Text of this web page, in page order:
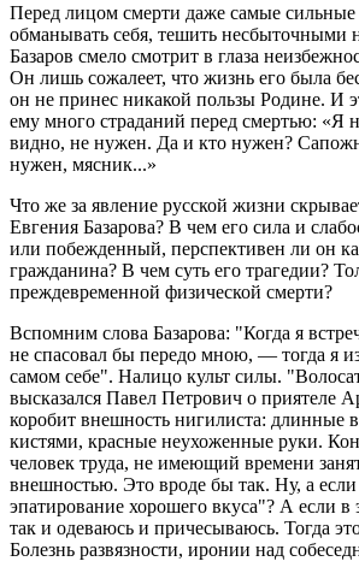
Перед лицом смерти даже самые
обманывать себя, тешить несбыточными
Базаров смело смотрит в глаза
Он лишь сожалеет, что жизнь его была
он не принес никакой пользы Родине. И
ему много страданий перед смертью: «Я
видно, не нужен. Да и кто нужен?
нужен, мясник...»
Что же за явление русской жизни
Евгения Базарова? В чем его сила и
или побежденный, перспективен ли он
гражданина? В чем суть его трагедии?
преждевременной физической смерти?
Вспомним слова Базарова: "Когда я
не спасовал бы передо мною, — тогда я
самом себе". Налицо культ силы.
высказался Павел Петрович о приятеле
коробит внешность нигилиста: длинные
кистями, красные неухоженные руки.
человек труда, не имеющий времени
внешностью. Это вроде бы так. Ну, а
эпатирование хорошего вкуса"? А если в
так и одеваюсь и причесываюсь. Тогда
Болезнь развязности, иронии над